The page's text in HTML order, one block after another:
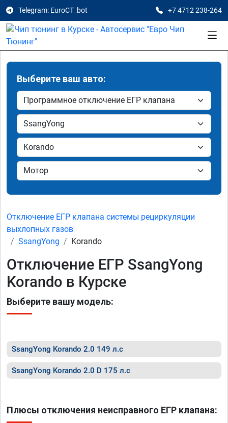
Telegram: EuroCT_bot +7 4712 238-264
Выберите ваш авто:
Отключение ЕГР клапана системы рециркуляции
выхлопных газов
SsangYong
Korando
Отключение ЕГР SsangYong
Korando в Курске
Выберите вашу модель:
SsangYong Korando 2.0 149 л.с
SsangYong Korando 2.0 D 175 л.с
Плюсы отключения неисправного ЕГР клапана: